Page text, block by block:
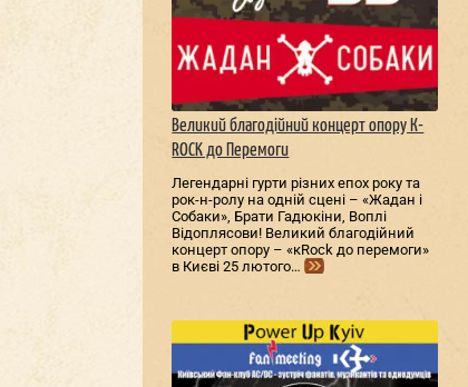
Великий благодійний концерт опору К-
ROCK до Перемоги
Легендарні гурти різних епох року та
рок-н-ролу на одній сцені – «Жадан і
Собаки», Брати Гадюкіни, Воплі
Відоплясови! Великий благодійний
концерт опору – «кRock до перемоги»
в Києві 25 лютого…